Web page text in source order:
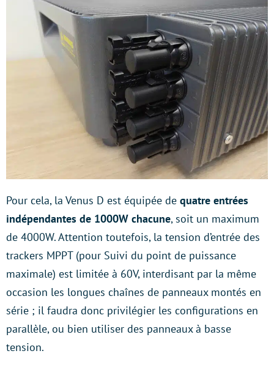
Pour cela, la Venus D est équipée de quatre entrées
indépendantes de 1000W chacune, soit un maximum
de 4000W. Attention toutefois, la tension d’entrée des
trackers MPPT (pour Suivi du point de puissance
maximale) est limitée à 60V, interdisant par la même
occasion les longues chaînes de panneaux montés en
série ; il faudra donc privilégier les configurations en
parallèle, ou bien utiliser des panneaux à basse
tension.